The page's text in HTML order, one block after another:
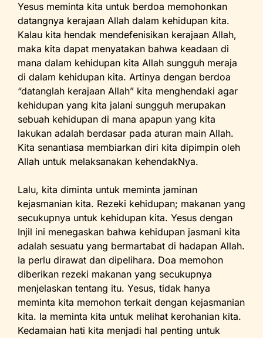
Yesus meminta kita untuk berdoa memohonkan
datangnya kerajaan Allah dalam kehidupan kita.
Kalau kita hendak mendefenisikan kerajaan Allah,
maka kita dapat menyatakan bahwa keadaan di
mana dalam kehidupan kita Allah sungguh meraja
di dalam kehidupan kita. Artinya dengan berdoa
“datanglah kerajaan Allah” kita menghendaki agar
kehidupan yang kita jalani sungguh merupakan
sebuah kehidupan di mana apapun yang kita
lakukan adalah berdasar pada aturan main Allah.
Kita senantiasa membiarkan diri kita dipimpin oleh
Allah untuk melaksanakan kehendakNya.
Lalu, kita diminta untuk meminta jaminan
kejasmanian kita. Rezeki kehidupan; makanan yang
secukupnya untuk kehidupan kita. Yesus dengan
Injil ini menegaskan bahwa kehidupan jasmani kita
adalah sesuatu yang bermartabat di hadapan Allah.
Ia perlu dirawat dan dipelihara. Doa memohon
diberikan rezeki makanan yang secukupnya
menjelaskan tentang itu. Yesus, tidak hanya
meminta kita memohon terkait dengan kejasmanian
kita. Ia meminta kita untuk melihat kerohanian kita.
Kedamaian hati kita menjadi hal penting untuk